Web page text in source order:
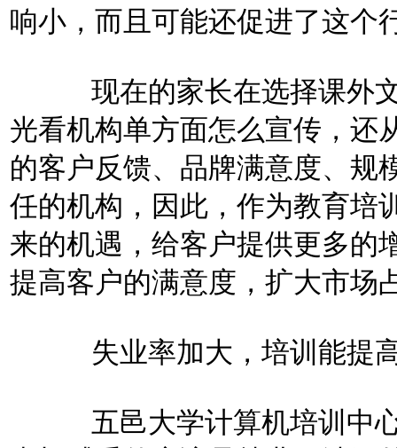
响小，而且可能还促进了这个
现在的家长在选择课外文
光看机构单方面怎么宣传，还
的客户反馈、品牌满意度、规
任的机构，因此，作为教育培
来的机遇，给客户提供更多的
提高客户的满意度，扩大市场
失业率加大，培训能提
五邑大学计算机培训中心